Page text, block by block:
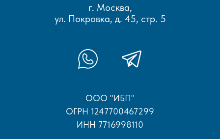
ООО "ИБП"
ОГРН 1247700467299
ИНН 7716998110
г. Москва,
ул. Покровка, д. 45, стр. 5